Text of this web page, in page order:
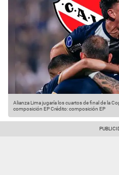
Alianza Lima jugaría los cuartos de final de la
composición EPCrédito: composición EP